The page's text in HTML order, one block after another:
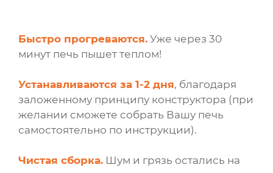
Быстро прогреваются. Уже через 30
минут печь пышет теплом!
Устанавливаются за 1-2 дня, благодаря
заложенному принципу конструктора (при
желании сможете собрать Вашу печь
самостоятельно по инструкции).
Чистая сборка. Шум и грязь остались на